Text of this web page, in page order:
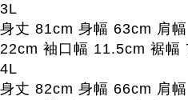
3L
身丈 81cm 身幅 63cm 肩
22cm 袖口幅 11.5cm 裾幅
4L
身丈 82cm 身幅 66cm 肩